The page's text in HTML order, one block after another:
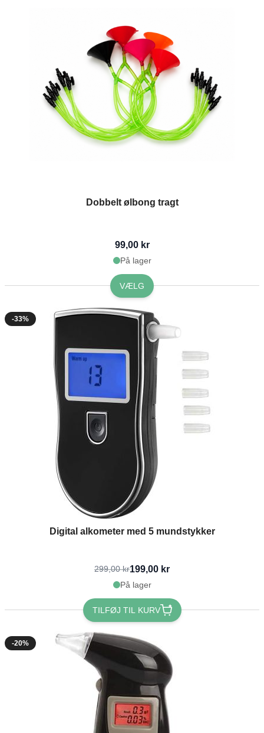
Dobbelt ølbong tragt
99,00 kr
På lager
VÆLG
-33%
Digital alkometer med 5 mundstykker
299,00 kr199,00 kr
På lager
TILFØJ TIL KURV
-20%